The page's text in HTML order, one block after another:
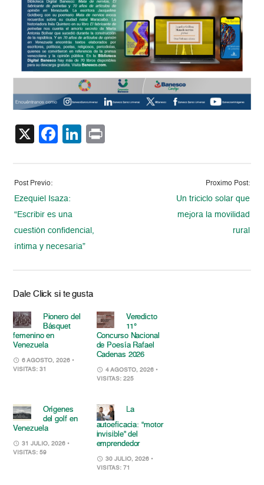
X Facebook
LinkedIn
Post Previo:
Ezequiel Isaza:
“Escribir es una
cuestión confidencial,
íntima y necesaria”
Proximo Post:
Un triciclo solar que
mejora la movilidad
rural
Dale Click si te gusta
Pionero del
Básquet
femenino en
Venezuela
6 AGOSTO, 2026 •
VISITAS: 31
Veredicto
11°
Concurso Nacional
de Poesía Rafael
Cadenas 2026
4 AGOSTO, 2026 •
VISITAS: 225
Orígenes
del golf en
Venezuela
31 JULIO, 2026 •
VISITAS: 59
La
autoeficacia: “motor
invisible” del
emprendedor
30 JULIO, 2026 •
VISITAS: 71